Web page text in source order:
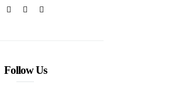
Follow Us